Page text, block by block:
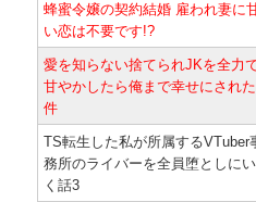
蜂蜜令嬢の契約結婚 雇われ妻に
い恋は不要です!?
愛を知らない捨てられJKを全力
甘やかしたら俺まで幸せにされた
件
TS転生した私が所属するVTuber
務所のライバーを全員堕としにい
く話3